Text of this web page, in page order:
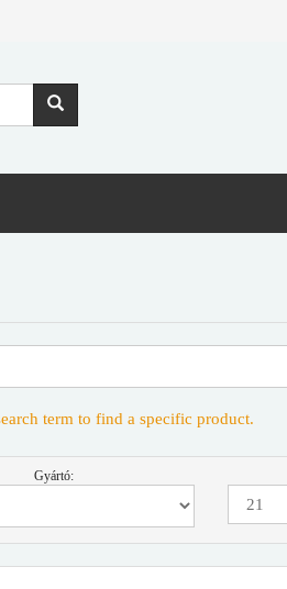
term to find a specific product.
Gyártó: